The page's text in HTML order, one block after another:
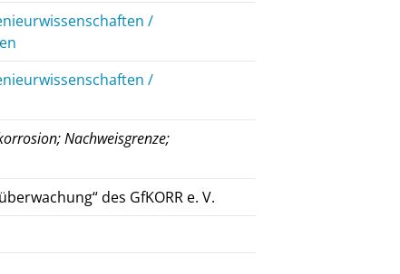
/
/
Nachweisgrenze;
des GfKORR e. V.